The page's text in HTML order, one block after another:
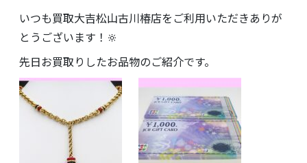
いつも買取大吉松山古川椿店をご利用いただきありが
とうございます！🔆
先日お買取りしたお品物のご紹介です。